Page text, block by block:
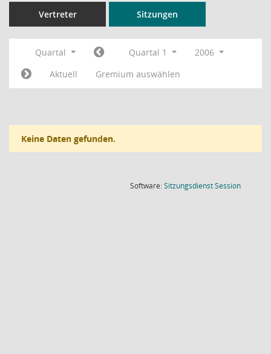
Vertreter Sitzungen
Quartal Quartal 1
2006
Aktuell
Gremium auswählen
Keine Daten gefunden.
Software:SitzungsdienstSession(Wird in